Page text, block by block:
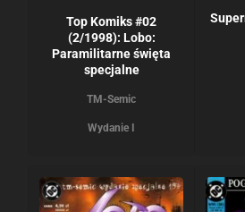
Top Komiks #02
(2/1998): Lobo:
Paramilitarne święta
specjalne
TM-Semic
Wydanie I